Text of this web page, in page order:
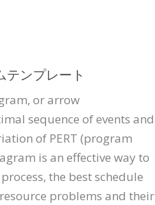
テンプレート
or arrow
sequence of events and
of PERT (program
is an effective way to
the best schedule
problems and their